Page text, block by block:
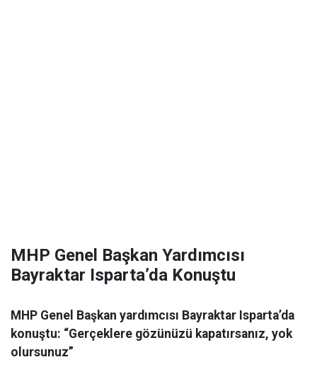
MHP Genel Başkan Yardımcısı
Bayraktar Isparta’da Konuştu
MHP Genel Başkan yardımcısı Bayraktar Isparta’da
konuştu: “Gerçeklere gözünüzü kapatırsanız, yok
olursunuz”